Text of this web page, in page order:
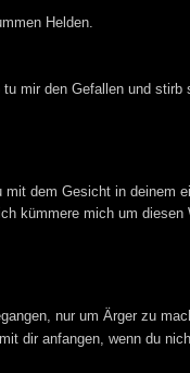
Helden.
mir den Gefallen und stirb
dem Gesicht in deinem
kümmere mich um diesen
nur um Ärger zu
dir anfangen, wenn du